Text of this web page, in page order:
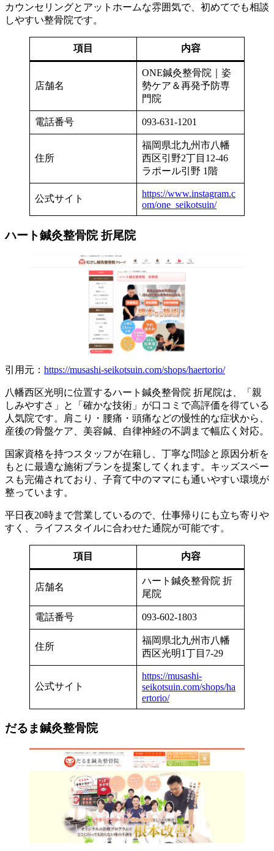
カウンセリングとアットホームな雰囲気で、初めてでも相談
しやすい整骨院です。
項目 内容
店舗名
ONE鍼灸整骨院｜姿
勢ケア＆再発予防専
門院
電話番号 093-631-1201
住所
福岡県北九州市八幡
西区引野2丁目12-46
ラポール引野 1階
公式サイト
https://www.instagram.c
om/one_seikotsuin/
ハート鍼灸整骨院 折尾院
引用元： https://musashi-seikotsuin.com/shops/haertorio/
八幡西区光明に位置するハート鍼灸整骨院 折尾院は、「親
しみやすさ」と「確かな技術」が口コミで高評価を得ている
人気院です。肩こり・腰痛・頭痛などの慢性的な症状から、
産後の骨盤ケア、美容鍼、自律神経の不調まで幅広く対応。
国家資格を持つスタッフが在籍し、丁寧な問診と原因分析を
もとに最適な施術プランを提案してくれます。キッズスペー
スも完備されており、子育て中のママにも通いやすい環境が
整っています。
平日夜20時まで営業しているので、仕事帰りにも立ち寄りや
すく、ライフスタイルに合わせた通院が可能です。
項目 内容
店舗名
ハート鍼灸整骨院 折
尾院
電話番号 093-602-1803
住所
福岡県北九州市八幡
西区光明1丁目7-29
公式サイト
https://musashi-
seikotsuin.com/shops/ha
ertorio/
だるま鍼灸整骨院